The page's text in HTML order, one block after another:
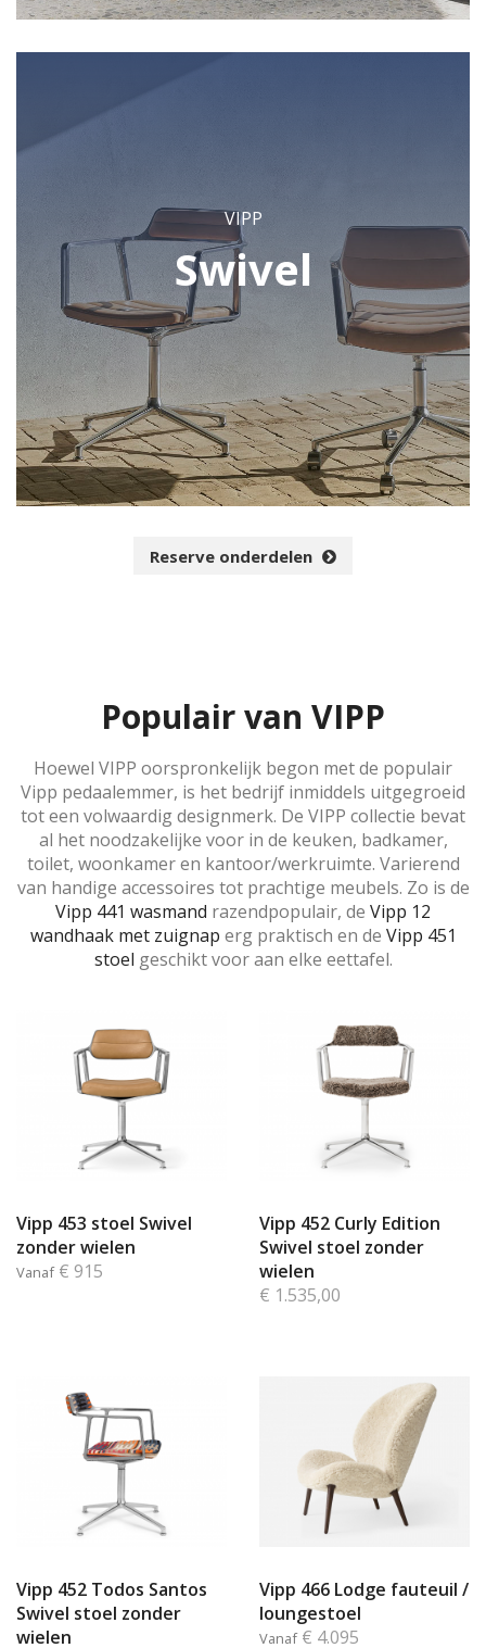
VIPP
Swivel
Reserve onderdelen
Populair van VIPP
Hoewel VIPP oorspronkelijk begon met de populair
Vipp pedaalemmer, is het bedrijf inmiddels uitgegroeid
tot een volwaardig designmerk. De VIPP collectie bevat
al het noodzakelijke voor in de keuken, badkamer,
toilet, woonkamer en kantoor/werkruimte. Varierend
van handige accessoires tot prachtige meubels. Zo is de
Vipp 441 wasmand razendpopulair, de Vipp 12
wandhaak met zuignap erg praktisch en de Vipp 451
stoel geschikt voor aan elke eettafel.
Vipp 453 stoel Swivel
zonder wielen
Vanaf € 915
Vipp 452 Curly Edition
Swivel stoel zonder
wielen
€ 1.535,00
Vipp 452 Todos Santos
Swivel stoel zonder
wielen
Vipp 466 Lodge fauteuil /
loungestoel
Vanaf € 4.095